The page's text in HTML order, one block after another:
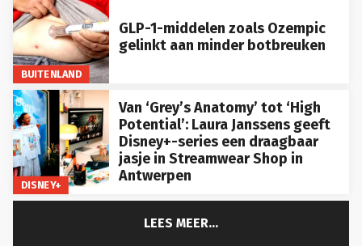
BUITENLAND
GLP-1-middelen zoals Ozempic
gelinkt aan minder botbreuken
DISNEY+
Van ‘Grey’s Anatomy’ tot ‘High
Potential’: Laura Janssens geeft
Disney+-series een draagbaar
jasje in Streamwear Shop in
Antwerpen
LEES MEER...